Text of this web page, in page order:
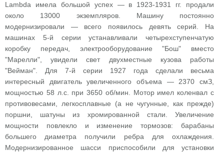
Lambda имела большой успех — в 1923-1931 гг. продали
около 13000 экземпляров. Машину постоянно
модернизировали — всего появилось девять серий. На
машинах 5-й серии устанавливали четырехступенчатую
коробку передач, электрооборудование "Бош" вместо
"Марелли", увидели свет двухместные кузова работы
"Вейман". Для 7-й серии 1927 года сделали весьма
интересный двигатель увеличенного объема — 2370 смЗ,
мощностью 58 л.с. при 3650 об/мин. Мотор имел коленвал с
противовесами, легкосплавные (а не чугунные, как прежде)
поршни, шатуны из хромированной стали. Увеличение
мощности повлекло и изменение тормозов: барабаны
большего диаметра получили ребра для охлаждения.
Модернизированное шасси приспособили для установки